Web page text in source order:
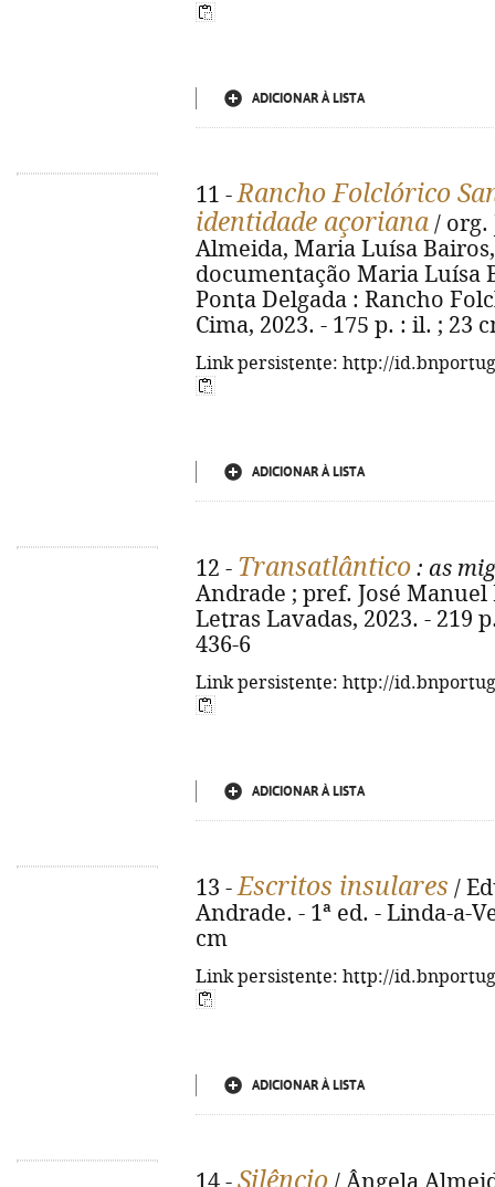
ADICIONAR À LISTA
11 -Rancho Folclórico
identidade açoriana / org.
Almeida, Maria Luísa
documentação Maria Luísa
Ponta Delgada : Rancho
Cima, 2023. - 175 p. : il. ; 23
Link persistente: http://
ADICIONAR À LISTA
12 - Transatlântico : as
Andrade ; pref. José
Letras Lavadas, 2023. - 219
436-6
Link persistente: http://
ADICIONAR À LISTA
13 -Escritos insulares /
Andrade. - 1ª ed. - Linda-a-
cm
Link persistente: http://
ADICIONAR À LISTA
Silêncio